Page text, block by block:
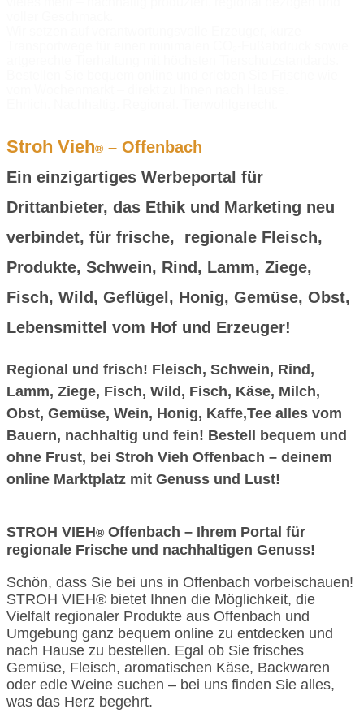
Stroh Vieh® – Offenbach
Ein einzigartiges Werbeportal für
Drittanbieter, das Ethik und Marketing neu
verbindet, für frische, regionale Fleisch,
Produkte, Schwein, Rind, Lamm, Ziege,
Fisch, Wild, Geflügel, Honig, Gemüse, Obst,
Lebensmittel vom Hof und Erzeuger!
Regional und frisch! Fleisch, Schwein, Rind,
Lamm, Ziege, Fisch, Wild, Fisch, Käse, Milch,
Obst, Gemüse, Wein, Honig, Kaffe,Tee alles vom
Bauern, nachhaltig und fein! Bestell bequem und
ohne Frust, bei Stroh Vieh Offenbach – deinem
online Marktplatz mit Genuss und Lust!
STROH VIEH® Offenbach – Ihrem Portal für
regionale Frische und nachhaltigen Genuss!
Schön, dass Sie bei uns in Offenbach vorbeischauen!
STROH VIEH® bietet Ihnen die Möglichkeit, die
Vielfalt regionaler Produkte aus Offenbach und
Umgebung ganz bequem online zu entdecken und
nach Hause zu bestellen. Egal ob Sie frisches
Gemüse, Fleisch, aromatischen Käse, Backwaren
oder edle Weine suchen – bei uns finden Sie alles,
was das Herz begehrt.